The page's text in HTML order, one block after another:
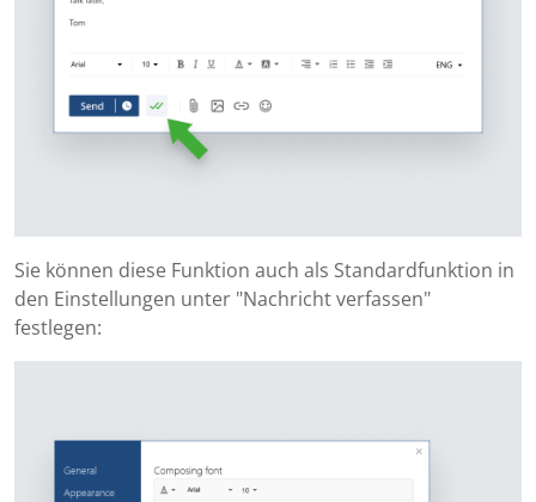
Sie können diese Funktion auch als Standardfunktion in
den Einstellungen unter "Nachricht verfassen"
festlegen: